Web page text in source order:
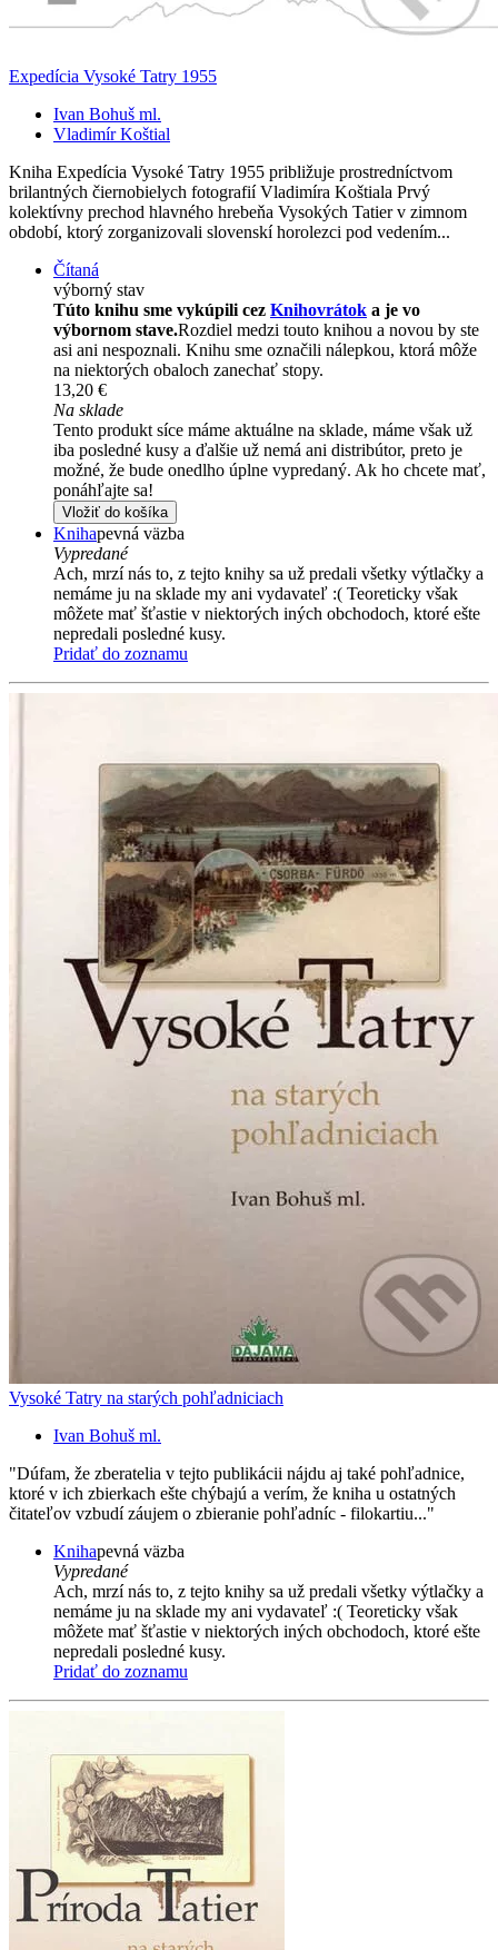
Expedícia Vysoké Tatry 1955
Ivan Bohuš ml.
Vladimír Koštial
Kniha Expedícia Vysoké Tatry 1955 približuje prostredníctvom
brilantných čiernobielych fotografií Vladimíra Koštiala Prvý
kolektívny prechod hlavného hrebeňa Vysokých Tatier v zimnom
období, ktorý zorganizovali slovenskí horolezci pod vedením...
Čítaná
výborný stav
Túto knihu sme vykúpili cez Knihovrátok a je vo
výbornom stave.Rozdiel medzi touto knihou a novou by ste
asi ani nespoznali. Knihu sme označili nálepkou, ktorá môže
na niektorých obaloch zanechať stopy.
13,20 €
Na sklade
Tento produkt síce máme aktuálne na sklade, máme však už
iba posledné kusy a ďalšie už nemá ani distribútor, preto je
možné, že bude onedlho úplne vypredaný. Ak ho chcete mať,
ponáhľajte sa!
Vložiť do košíka
Knihapevná väzba
Vypredané
Ach, mrzí nás to, z tejto knihy sa už predali všetky výtlačky a
nemáme ju na sklade my ani vydavateľ :( Teoreticky však
môžete mať šťastie v niektorých iných obchodoch, ktoré ešte
nepredali posledné kusy.
Pridať do zoznamu
Vysoké Tatry na starých pohľadniciach
Ivan Bohuš ml.
"Dúfam, že zberatelia v tejto publikácii nájdu aj také pohľadnice,
ktoré v ich zbierkach ešte chýbajú a verím, že kniha u ostatných
čitateľov vzbudí záujem o zbieranie pohľadníc - filokartiu..."
Knihapevná väzba
Vypredané
Ach, mrzí nás to, z tejto knihy sa už predali všetky výtlačky a
nemáme ju na sklade my ani vydavateľ :( Teoreticky však
môžete mať šťastie v niektorých iných obchodoch, ktoré ešte
nepredali posledné kusy.
Pridať do zoznamu